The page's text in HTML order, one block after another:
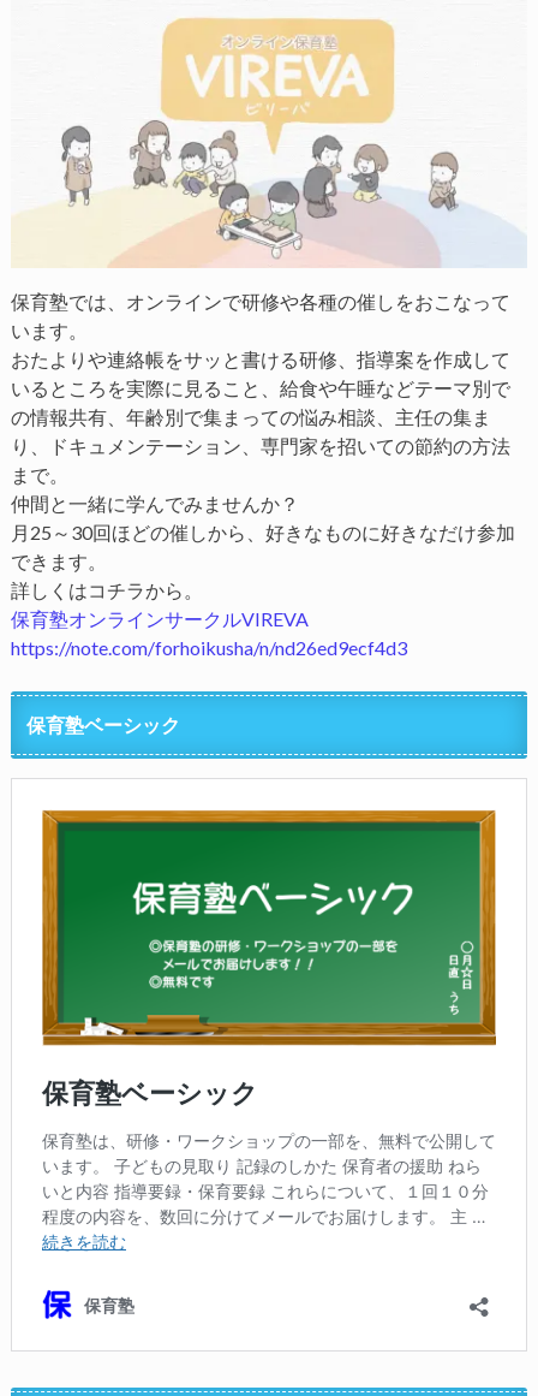
保育塾では、オンラインで研修や各種の催しをおこなって
います。
おたよりや連絡帳をサッと書ける研修、指導案を作成して
いるところを実際に見ること、給食や午睡などテーマ別で
の情報共有、年齢別で集まっての悩み相談、主任の集ま
り、ドキュメンテーション、専門家を招いての節約の方法
まで。
仲間と一緒に学んでみませんか？
月25～30回ほどの催しから、好きなものに好きなだけ参加
できます。
詳しくはコチラから。
保育塾オンラインサークルVIREVA
https://note.com/forhoikusha/n/nd26ed9ecf4d3
保育塾ベーシック